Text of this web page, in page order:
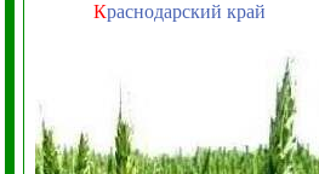
Краснодарский край